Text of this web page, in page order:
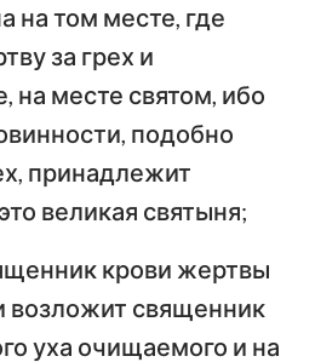
на том месте, где
за грех и
на месте святом, ибо
подобно
принадлежит
великая святыня;
крови жертвы
возложит священник
уха очищаемого и на